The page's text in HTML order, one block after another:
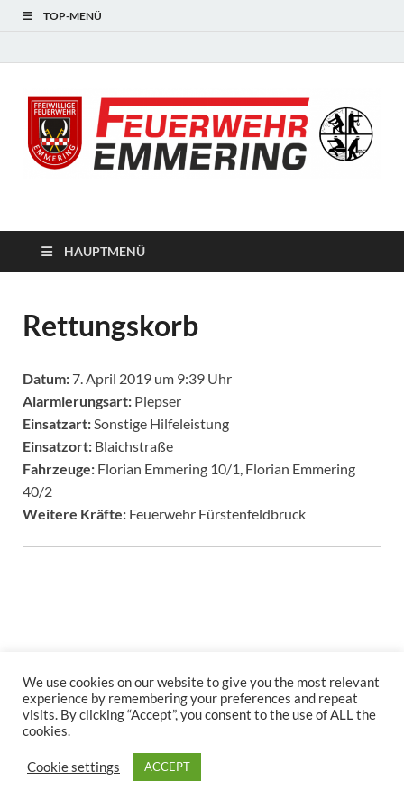
TOP-MENÜ
HAUPTMENÜ
Rettungskorb
Datum: 7. April 2019 um 9:39 Uhr
Alarmierungsart: Piepser
Einsatzart: Sonstige Hilfeleistung
Einsatzort: Blaichstraße
Fahrzeuge: Florian Emmering 10/1, Florian Emmering
40/2
Weitere Kräfte: Feuerwehr Fürstenfeldbruck
Copyright © 2026.
Stolz präsentiertWordPressundHitMag.
We use cookies on our website to give you the most relevant
experience by remembering your preferences and repeat
visits. By clicking “Accept”, you consent to the use of ALL the
cookies.
Cookie settings ACCEPT